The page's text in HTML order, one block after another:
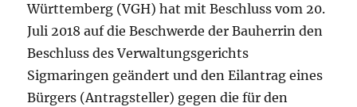
Württemberg (VGH) hat mit Beschluss vom 20.
Juli 2018 auf die Beschwerde der Bauherrin den
Beschluss des Verwaltungsgerichts
Sigmaringen geändert und den Eilantrag eines
Bürgers (Antragsteller) gegen die für den